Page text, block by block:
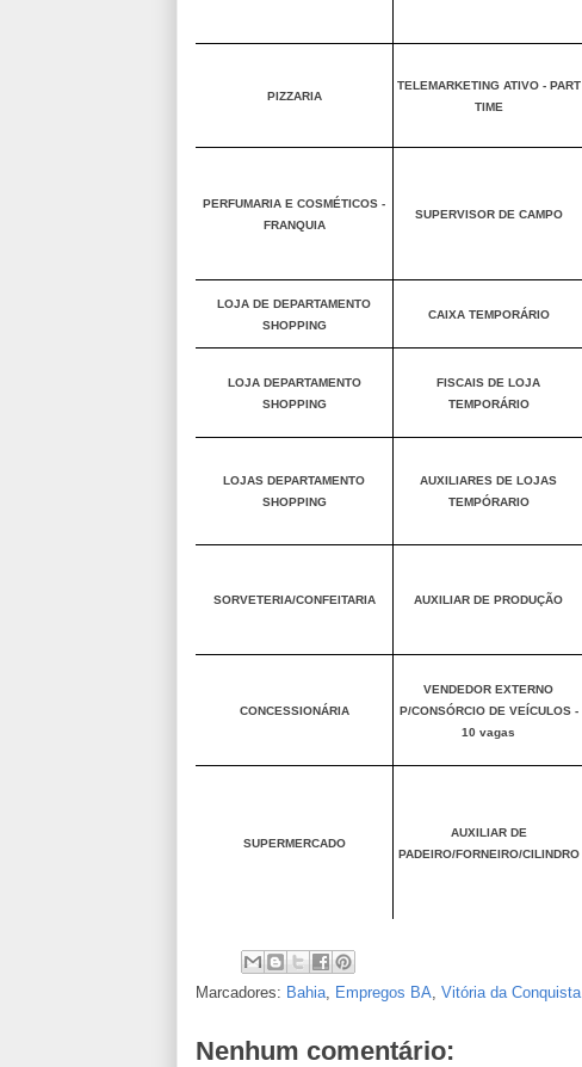
PIZZARIA
TELEMARKETING ATIVO - PART
TIME
PERFUMARIA E COSMÉTICOS -
FRANQUIA
SUPERVISOR DE CAMPO
LOJA DE DEPARTAMENTO
SHOPPING
CAIXA TEMPORÁRIO
LOJA DEPARTAMENTO
SHOPPING
FISCAIS DE LOJA
TEMPORÁRIO
LOJAS DEPARTAMENTO
SHOPPING
AUXILIARES DE LOJAS
TEMPÓRARIO
SORVETERIA/CONFEITARIA AUXILIAR DE PRODUÇÃO
CONCESSIONÁRIA
VENDEDOR EXTERNO
P/CONSÓRCIO DE VEÍCULOS -
10 vagas
SUPERMERCADO
AUXILIAR DE
PADEIRO/FORNEIRO/CILINDRO
Marcadores: Bahia Empregos BA Vitória da Conquista
Nenhum comentário: